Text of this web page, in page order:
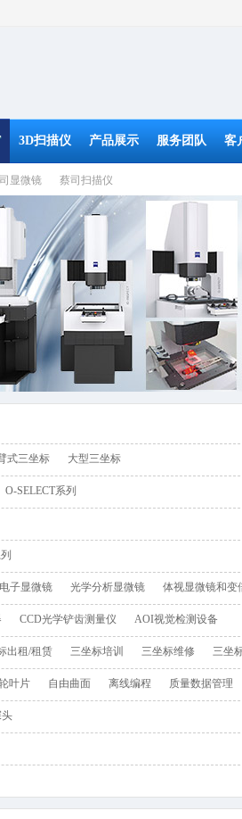
3D扫描仪 产品展示 服务团队 客
显微镜 蔡司扫描仪
入中
式三坐标 大型三坐标
O-SELECT系列
子显微镜 光学分析显微镜 体视显微镜和变
CCD光学铲齿测量仪 AOI视觉检测设备
出租/租赁 三坐标培训 三坐标维修 三坐
叶片 自由曲面 离线编程 质量数据管理